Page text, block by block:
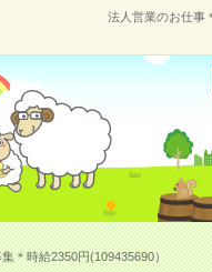
法人営業のお仕事
＊時給2350円(109435690）